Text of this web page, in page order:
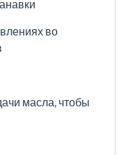
во
масла, чтобы